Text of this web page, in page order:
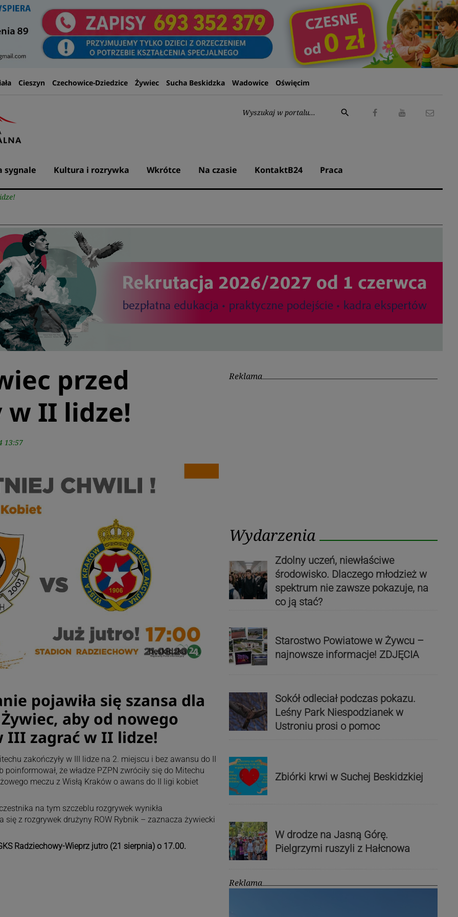
Cieszyn Czechowice-Dziedzice Żywiec Sucha Beskidzka Wadowice Oświęcim
Wyszukaj:
search
sygnale Kultura i rozrywka Wkrótce Na czasie KontaktB24 Praca
przed
w II lidze!
13:57
pojawiła się szansa dla
aby od nowego
III zagrać w II lidze!
zakończyły w III lidze na 2. miejscu i bez awansu do II
że władze PZPN zwróciły się do Mitechu
meczu z Wisłą Kraków o awans do II ligi kobiet
na tym szczeblu rozgrywek wynikła
z rozgrywek drużyny ROW Rybnik – zaznacza żywiecki
Radziechowy-Wieprz jutro (21 sierpnia) o 17.00.
Reklama
Wydarzenia
Zdolny uczeń, niewłaściwe
środowisko. Dlaczego młodzież w
spektrum nie zawsze pokazuje, na
co ją stać?
Starostwo Powiatowe w Żywcu –
najnowsze informacje! ZDJĘCIA
Sokół odleciał podczas pokazu.
Leśny Park Niespodzianek w
Ustroniu prosi o pomoc
Zbiórki krwi w Suchej Beskidzkiej
W drodze na Jasną Górę.
Pielgrzymi ruszyli z Hałcnowa
Reklama